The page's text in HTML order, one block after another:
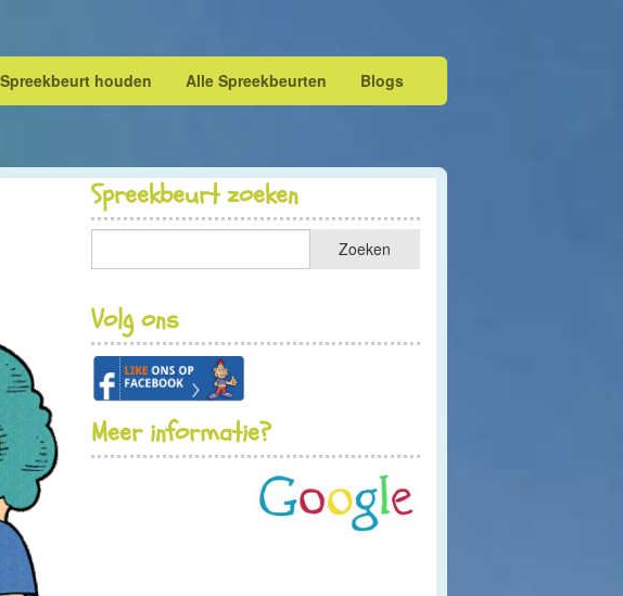
Spreekbeurt houden Alle Spreekbeurten Blogs
Spreekbeurt zoeken
Volg ons
Meer informatie?